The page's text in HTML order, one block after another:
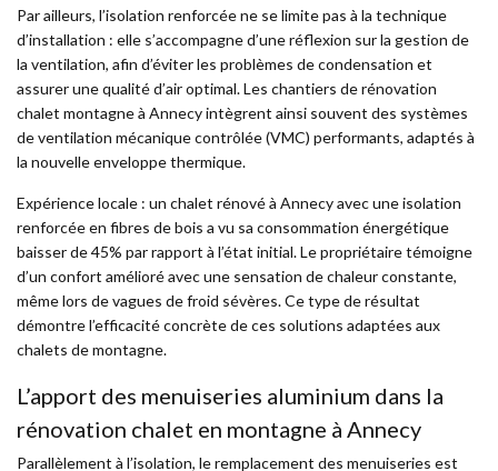
Par ailleurs, l’isolation renforcée ne se limite pas à la technique
d’installation : elle s’accompagne d’une réflexion sur la gestion de
la ventilation, afin d’éviter les problèmes de condensation et
assurer une qualité d’air optimal. Les chantiers de rénovation
chalet montagne à Annecy intègrent ainsi souvent des systèmes
de ventilation mécanique contrôlée (VMC) performants, adaptés à
la nouvelle enveloppe thermique.
Expérience locale : un chalet rénové à Annecy avec une isolation
renforcée en fibres de bois a vu sa consommation énergétique
baisser de 45% par rapport à l’état initial. Le propriétaire témoigne
d’un confort amélioré avec une sensation de chaleur constante,
même lors de vagues de froid sévères. Ce type de résultat
démontre l’efficacité concrète de ces solutions adaptées aux
chalets de montagne.
L’apport des menuiseries aluminium dans la
rénovation chalet en montagne à Annecy
Parallèlement à l’isolation, le remplacement des menuiseries est